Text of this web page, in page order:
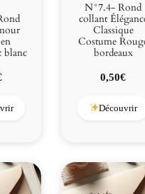
blanc
N°7.4- Rond
collant
Classique
Costume
bordeaux
0,50€
Découvrir